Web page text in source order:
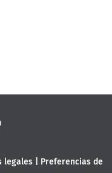
legales| Preferencias de